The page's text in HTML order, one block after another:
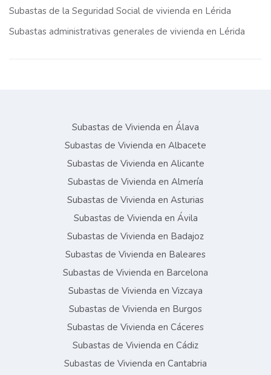
Subastas de la Seguridad Social de vivienda en Lérida
Subastas administrativas generales de vivienda en Lérida
Subastas de Vivienda en Álava
Subastas de Vivienda en Albacete
Subastas de Vivienda en Alicante
Subastas de Vivienda en Almería
Subastas de Vivienda en Asturias
Subastas de Vivienda en Ávila
Subastas de Vivienda en Badajoz
Subastas de Vivienda en Baleares
Subastas de Vivienda en Barcelona
Subastas de Vivienda en Vizcaya
Subastas de Vivienda en Burgos
Subastas de Vivienda en Cáceres
Subastas de Vivienda en Cádiz
Subastas de Vivienda en Cantabria